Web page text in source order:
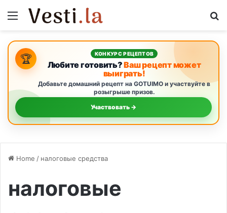
Menu
🏆 КОНКУРС РЕЦЕПТОВ
Любите готовить?Ваш рецепт может
выиграть!
Добавьте домашний рецепт на GOTUIMO и участвуйте в
розыгрыше призов.
Участвовать →
Home / налоговые средства
налоговые